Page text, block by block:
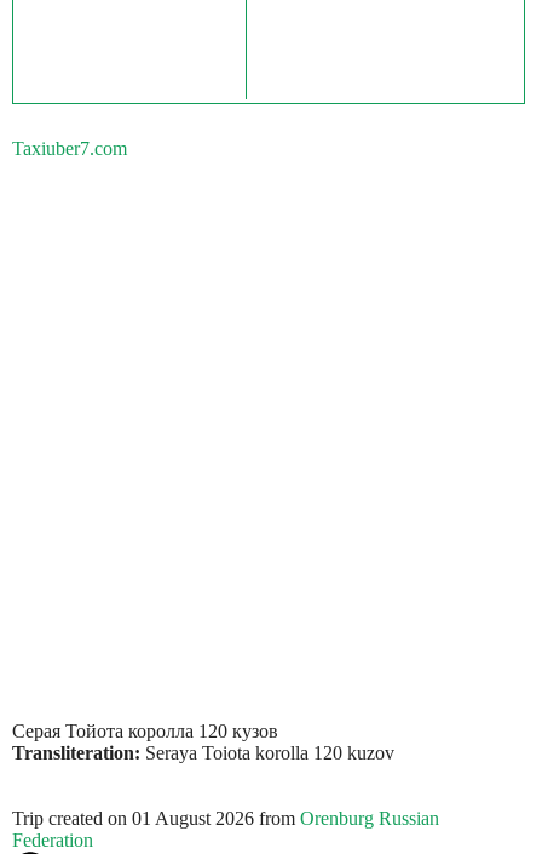
Taxiuber7.com
Серая Тойота королла 120 кузов
Transliteration: Seraya Toiota korolla 120 kuzov
Trip created on 01 August 2026 from Orenburg Russian
Federation